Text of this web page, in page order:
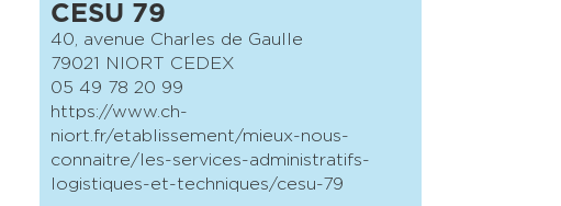
CESU 79
40, avenue Charles de Gaulle
79021 NIORT CEDEX
05 49 78 20 99
https://www.ch-
niort.fr/etablissement/mieux-nous-
connaitre/les-services-administratifs-
logistiques-et-techniques/cesu-79